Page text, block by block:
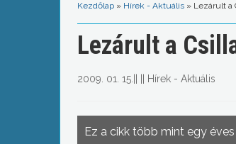
Kezdőlap » Hírek - Aktuális » Lezárult a
Lezárult a
2009. 01. 15. Hírek - Aktuális
Ez a cikk több mint egy